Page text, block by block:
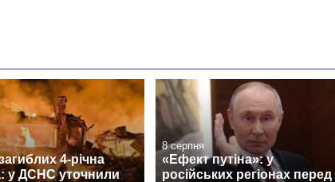
4-річна
у ДСНС уточнили
8 серпня
«Ефект путіна»: у
російських регіонах перед